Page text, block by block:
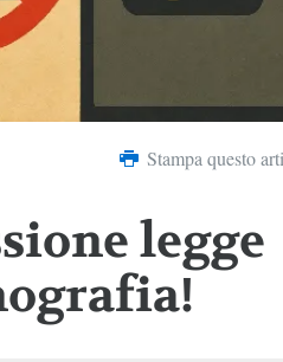
Stampa questo
legge